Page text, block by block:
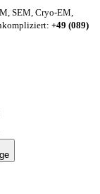
SEM, Cryo-EM,
+49 (089)